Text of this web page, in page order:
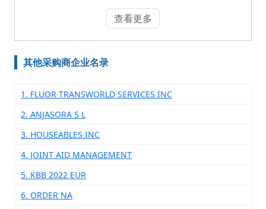
查看更多
其他采购商企业名录
1. FLUOR TRANSWORLD SERVICES INC
2. ANJASORA S L
3. HOUSEABLES INC
4. JOINT AID MANAGEMENT
5. KBB 2022 EUR
6. ORDER NA